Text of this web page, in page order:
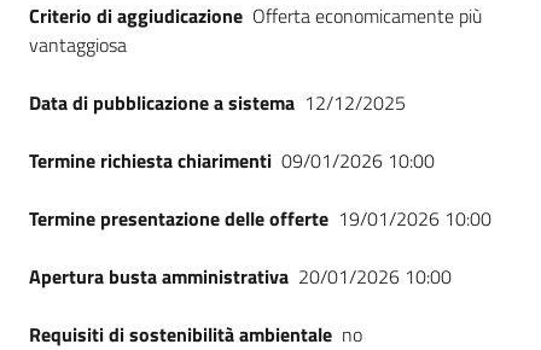
Seguici
su
Criterio di aggiudicazione Offerta economicamente più
vantaggiosa
Data di pubblicazione a sistema 12/12/2025
Termine richiesta chiarimenti 09/01/2026 10:00
Termine presentazione delle offerte 19/01/2026 10:00
Apertura busta amministrativa 20/01/2026 10:00
Requisiti di sostenibilità ambientale no